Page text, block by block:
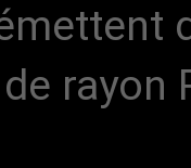
rayon